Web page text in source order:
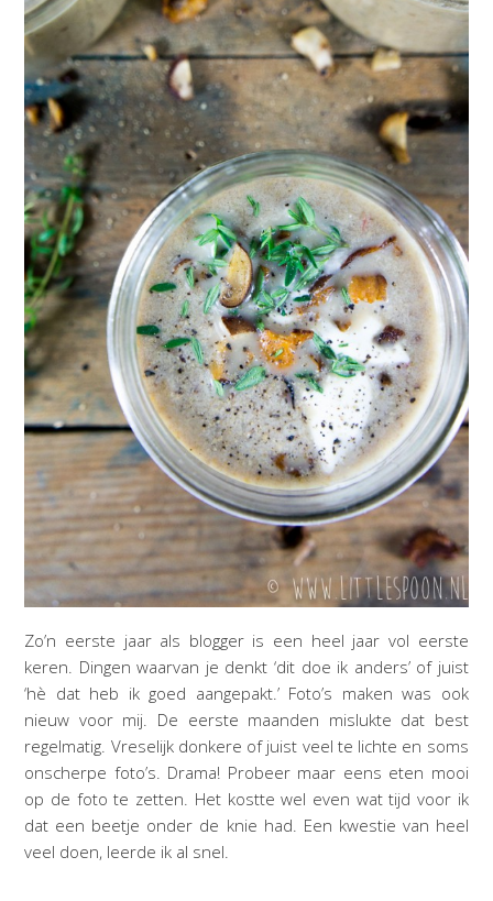
Zo’n eerste jaar als blogger is een heel jaar vol eerste
keren. Dingen waarvan je denkt ‘dit doe ik anders’ of juist
‘hè dat heb ik goed aangepakt.’ Foto’s maken was ook
nieuw voor mij. De eerste maanden mislukte dat best
regelmatig. Vreselijk donkere of juist veel te lichte en soms
onscherpe foto’s. Drama! Probeer maar eens eten mooi
op de foto te zetten. Het kostte wel even wat tijd voor ik
dat een beetje onder de knie had. Een kwestie van heel
veel doen, leerde ik al snel.